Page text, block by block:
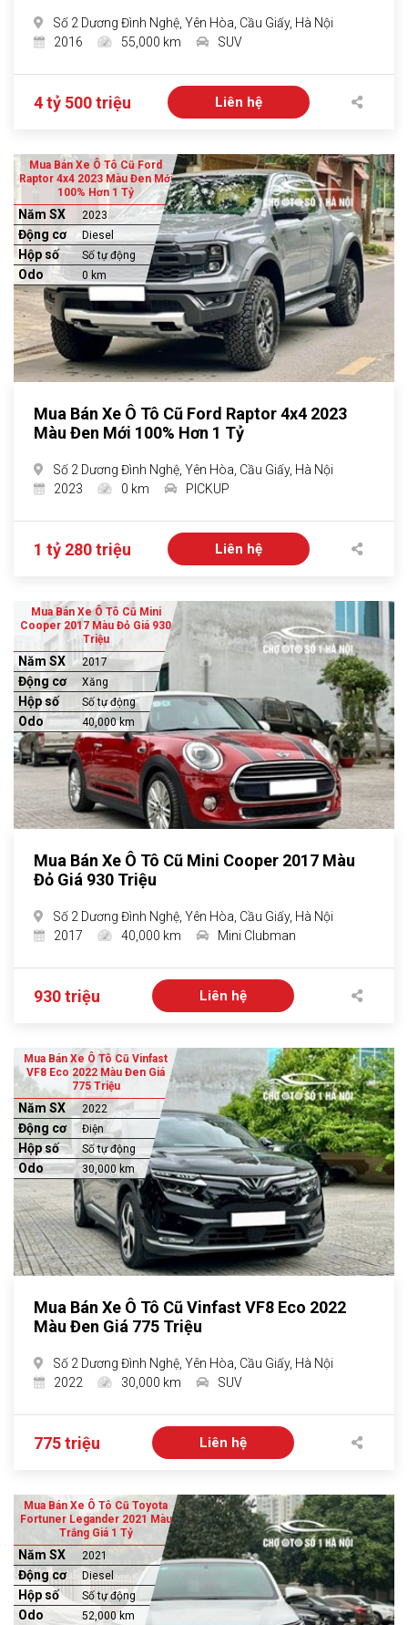
Số 2 Dương Đình Nghệ, Yên Hòa, Cầu Giấy, Hà Nội
2016
55,000 km SUV
4 tỷ 500 triệu Liên hệ
Mua Bán Xe Ô Tô Cũ Ford
Raptor 4x4 2023 Màu Đen Mới
100% Hơn 1 Tỷ
Năm SX 2023
Động cơ Diesel
Hộp số Số tự động
Odo 0 km
Mua Bán Xe Ô Tô Cũ Ford Raptor 4x4 2023
Màu Đen Mới 100% Hơn 1 Tỷ
Số 2 Dương Đình Nghệ, Yên Hòa, Cầu Giấy, Hà Nội
2023
0 km PICKUP
1 tỷ 280 triệu Liên hệ
Mua Bán Xe Ô Tô Cũ Mini
Cooper 2017 Màu Đỏ Giá 930
Triệu
Năm SX 2017
Động cơ Xăng
Hộp số Số tự động
Odo 40,000 km
Mua Bán Xe Ô Tô Cũ Mini Cooper 2017 Màu
Đỏ Giá 930 Triệu
Số 2 Dương Đình Nghệ, Yên Hòa, Cầu Giấy, Hà Nội
2017
40,000 km Mini Clubman
930 triệu Liên hệ
Mua Bán Xe Ô Tô Cũ Vinfast
VF8 Eco 2022 Màu Đen Giá
775 Triệu
Năm SX 2022
Động cơ Điện
Hộp số Số tự động
Odo 30,000 km
Mua Bán Xe Ô Tô Cũ Vinfast VF8 Eco 2022
Màu Đen Giá 775 Triệu
Số 2 Dương Đình Nghệ, Yên Hòa, Cầu Giấy, Hà Nội
2022
30,000 km SUV
775 triệu Liên hệ
Mua Bán Xe Ô Tô Cũ Toyota
Fortuner Legander 2021 Màu
Trắng Giá 1 Tỷ
Năm SX 2021
Động cơ Diesel
Hộp số Số tự động
Odo 52,000 km